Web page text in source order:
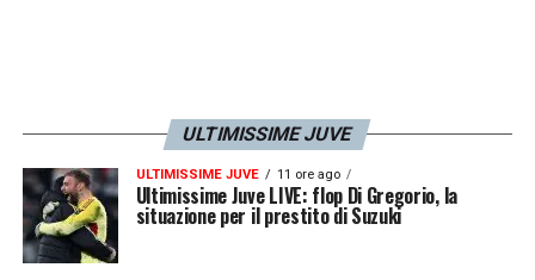
ULTIMISSIME JUVE
ULTIMISSIME JUVE 11 ore ago
Ultimissime Juve LIVE: flop Di Gregorio, la
situazione per il prestito di Suzuki